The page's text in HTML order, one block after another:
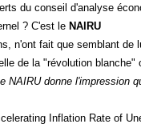
du conseil d'analyse
? C'est le NAIRU
n'ont fait que semblant
de la "révolution blanche"
e NAIRU donne l'impression
Inflation Rate of